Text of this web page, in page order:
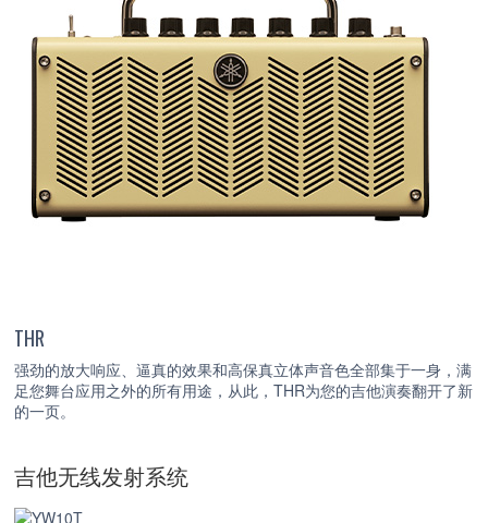
THR
强劲的放大响应、逼真的效果和高保真立体声音色全部集于一身，满
足您舞台应用之外的所有用途，从此，THR为您的吉他演奏翻开了新
的一页。
吉他无线发射系统